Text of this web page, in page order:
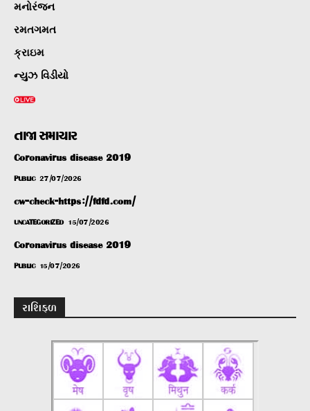
મનોરંજન
રમતગમત
ક્રાઇમ
ન્યુઝ વિડીયો
તાજા સમાચાર
Coronavirus disease 2019
PUBLIC 27/07/2026
cw-check-https://fdfd.com/
UNCATEGORIZED 15/07/2026
Coronavirus disease 2019
PUBLIC 15/07/2026
રાશિફળ